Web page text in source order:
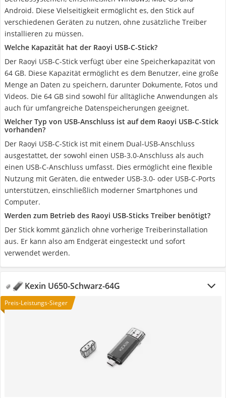
Android. Diese Vielseitigkeit ermöglicht es, den Stick auf
verschiedenen Geräten zu nutzen, ohne zusätzliche Treiber
installieren zu müssen.
Welche Kapazität hat der Raoyi USB-C-Stick?
Der Raoyi USB-C-Stick verfügt über eine Speicherkapazität von
64 GB. Diese Kapazität ermöglicht es dem Benutzer, eine große
Menge an Daten zu speichern, darunter Dokumente, Fotos und
Videos. Die 64 GB sind sowohl für alltägliche Anwendungen als
auch für umfangreiche Datenspeicherungen geeignet.
Welcher Typ von USB-Anschluss ist auf dem Raoyi USB-C-Stick
vorhanden?
Der Raoyi USB-C-Stick ist mit einem Dual-USB-Anschluss
ausgestattet, der sowohl einen USB-3.0-Anschluss als auch
einen USB-C-Anschluss umfasst. Dies ermöglicht eine flexible
Nutzung mit Geräten, die entweder USB-3.0- oder USB-C-Ports
unterstützen, einschließlich moderner Smartphones und
Computer.
Werden zum Betrieb des Raoyi USB-Sticks Treiber benötigt?
Der Stick kommt gänzlich ohne vorherige Treiberinstallation
aus. Er kann also am Endgerät eingesteckt und sofort
verwendet werden.
Kexin U650-Schwarz-64G
Preis-Leistungs-Sieger